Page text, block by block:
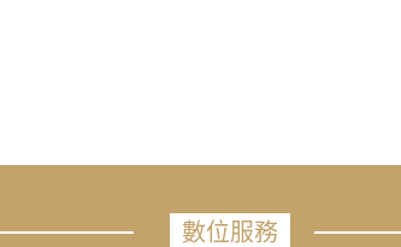
數位服務